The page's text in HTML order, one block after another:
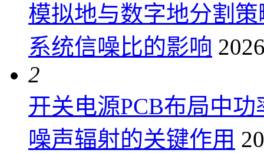
模拟地与数字地分割
系统信噪比的影响
2
开关电源PCB布局中
噪声辐射的关键作用